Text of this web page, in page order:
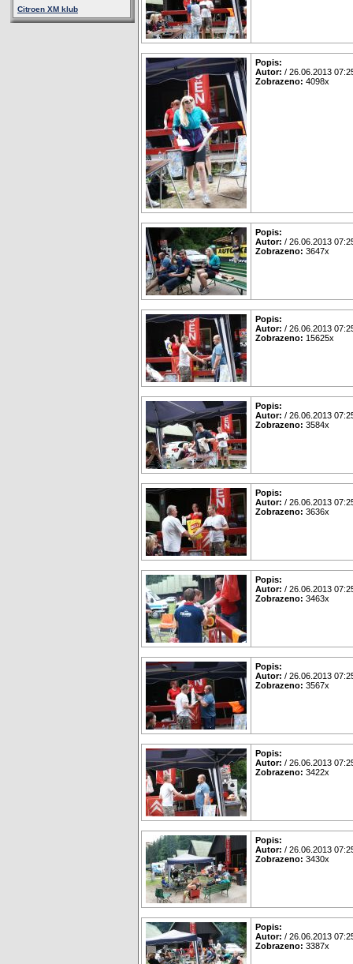
Citroen XM klub
Popis:
Autor: / 26.06.2013
Zobrazeno: 4098x
Popis:
Autor: / 26.06.2013
Zobrazeno: 3647x
Popis:
Autor: / 26.06.2013
Zobrazeno: 15625x
Popis:
Autor: / 26.06.2013
Zobrazeno: 3584x
Popis:
Autor: / 26.06.2013
Zobrazeno: 3636x
Popis:
Autor: / 26.06.2013
Zobrazeno: 3463x
Popis:
Autor: / 26.06.2013
Zobrazeno: 3567x
Popis:
Autor: / 26.06.2013
Zobrazeno: 3422x
Popis:
Autor: / 26.06.2013
Zobrazeno: 3430x
Popis:
Autor: / 26.06.2013
Zobrazeno: 3387x